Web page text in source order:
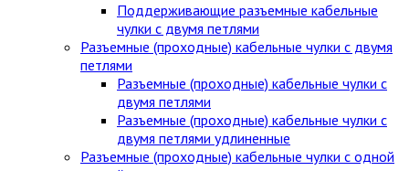
Поддерживающие разъемные кабельные
чулки с двумя петлями
Разъемные (проходные) кабельные чулки с двумя
петлями
Разъемные (проходные) кабельные чулки с
двумя петлями
Разъемные (проходные) кабельные чулки с
двумя петлями удлиненные
Разъемные (проходные) кабельные чулки с одной